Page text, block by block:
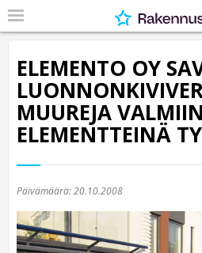
ELEMENTO OY
MUUREJA
ELEMENTTEINÄ
Päivämäärä:20.10.2008